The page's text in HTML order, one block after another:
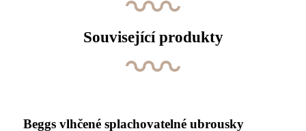
Související produkty
Beggs vlhčené splachovatelné ubrousky